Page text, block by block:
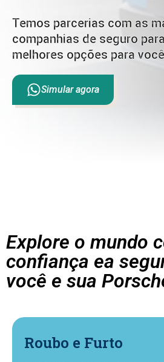
Temos parcerias com as
companhias de seguro
melhores opções para
Simular agora
Explore o mundo
confiança ea
você e sua
Roubo e Furto